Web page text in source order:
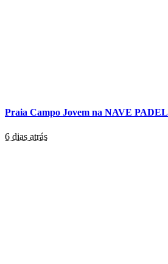
Praia Campo Jovem na NAVE PADEL
6 dias atrás